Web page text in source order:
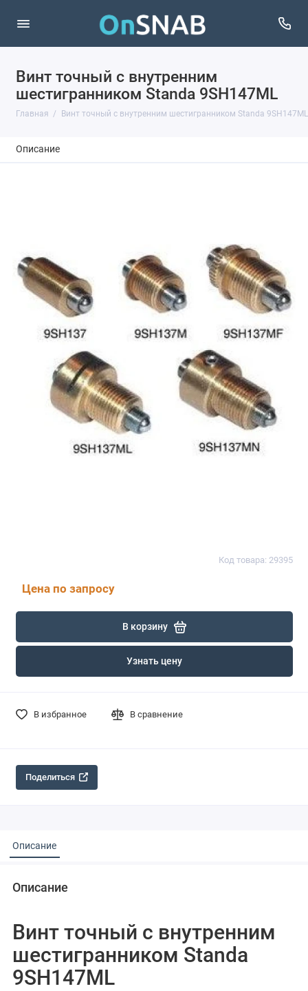
Винт точный с внутренним
шестигранником Standa 9SH147ML
Главная Винт точный с внутренним шестигранником Standa 9SH147ML
Описание
Код товара: 29395
Цена по запросу
В корзину
Узнать цену
В избранное В сравнение
Поделиться
Описание
Описание
Винт точный с внутренним
шестигранником Standa
9SH147ML